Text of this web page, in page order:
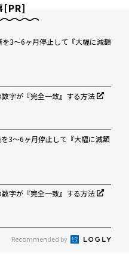
[PR]
3～6ヶ月停止して『大幅に減額
字が『完全一致』する方法
3～6ヶ月停止して『大幅に減額
字が『完全一致』する方法
Recommended by